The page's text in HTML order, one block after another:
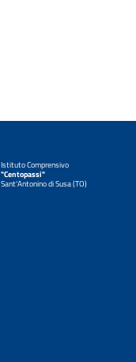
Istituto Comprensivo
"Centopassi"
Sant'Antonino di Susa (TO)